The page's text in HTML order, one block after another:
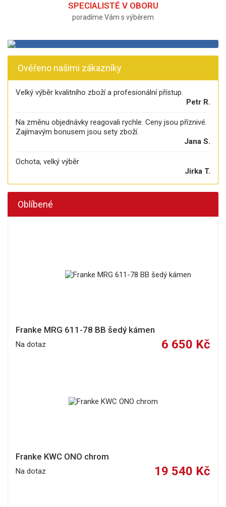
SPECIALISTÉ V OBORU
poradíme Vám s výběrem
Ověřeno našimi zákazníky
Velký výběr kvalitního zboží a profesionální přístup.
Petr R.
Na změnu objednávky reagovali rychle. Ceny jsou příznivé.
Zajímavým bonusem jsou sety zboží.
Jana S.
Ochota, velký výběr
Jirka T.
Oblíbené
Franke MRG 611-78 BB šedý kámen
Na dotaz 6 650 Kč
Franke KWC ONO chrom
Na dotaz 19 540 Kč